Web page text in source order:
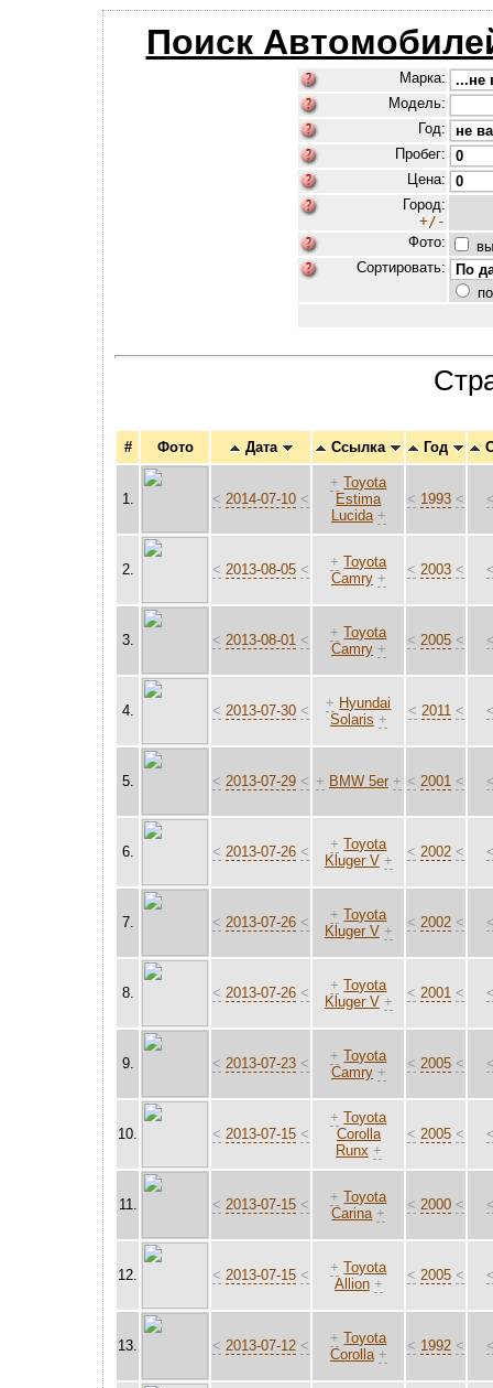
Поиск
Марка:
Модель:
Год:
Пробег:
Цена:
Город:
+/-
Фото:
Сортировать:
# Фото Дата Ссылка Год
1. < 2014-07-10 <
+ Toyota
Estima
Lucida +
< 1993 <
2. < 2013-08-05 < + Toyota
Camry +
< 2003 <
3. < 2013-08-01 < + Toyota
Camry +
< 2005 <
4. < 2013-07-30 < + Hyundai
Solaris +
< 2011 <
5. < 2013-07-29 < + BMW 5er + < 2001 <
6. < 2013-07-26 < + Toyota
Kluger V +
< 2002 <
7. < 2013-07-26 < + Toyota
Kluger V +
< 2002 <
8. < 2013-07-26 < + Toyota
Kluger V +
< 2001 <
9. < 2013-07-23 < + Toyota
Camry +
< 2005 <
10. < 2013-07-15 <
+ Toyota
Corolla
Runx +
< 2005 <
11. < 2013-07-15 < + Toyota
Carina +
< 2000 <
12. < 2013-07-15 < + Toyota
Allion +
< 2005 <
13. < 2013-07-12 < + Toyota
Corolla +
< 1992 <